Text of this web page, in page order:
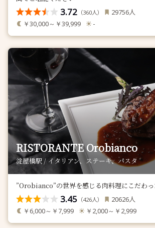
3.72 （360人） 29756人
￥30,000～￥39,999 -
RISTORANTE Orobianco
淀屋橋駅 / イタリアン、ステーキ、パスタ
”Orobianco”の世界を感じる肉料理にこだわ
3.45 （426人） 20626人
￥6,000～￥7,999 ￥2,000～￥2,999